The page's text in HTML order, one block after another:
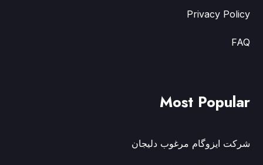
Privacy Policy
FAQ
Most Popular
شرکت ایزوگام مرغوب دلیجان